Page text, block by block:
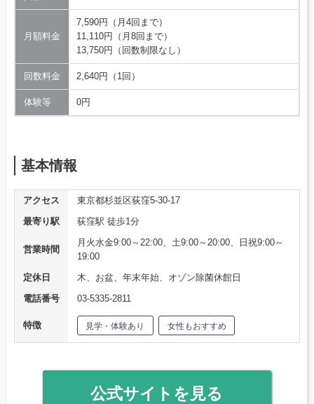
月額料金
7,590円（月4回まで）
11,110円（月8回まで）
13,750円（回数制限なし）
回数料金 2,640円（1回）
体験等 0円
基本情報
アクセス
東京都杉並区荻窪5-30-17
最寄り駅
荻窪駅 徒歩1分
営業時間
月火水金9:00～22:00、土9:00～20:00、日祝9:00～
19:00
定休日
木、お盆、年末年始、オゾン除菌休館日
電話番号
03-5335-2811
特徴 見学・体験あり 女性もおすすめ
公式サイトを見る